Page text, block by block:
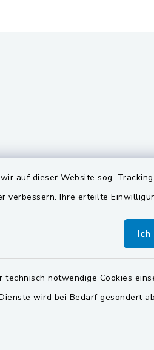
auf dieser Website sog.
verbessern. Ihre erteilte
notwendige Cookies
wird bei Bedarf gesondert
Montag bis Freitag:
08:00-12:00 Uhr
Montag und Dienstag
Donnerstag zusätzlich: